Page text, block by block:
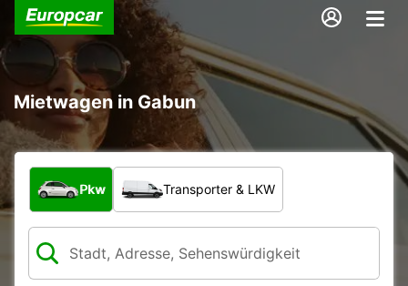
Mietwagen in Gabun
Welche Art von Fahrzeug?
Pkw Transporter & LKW